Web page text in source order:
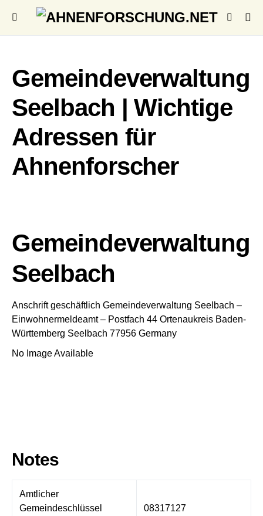
Gemeindeverwaltung
Seelbach | Wichtige
Adressen für
Ahnenforscher
Gemeindeverwaltung
Seelbach
Anschrift geschäftlich Gemeindeverwaltung Seelbach –
Einwohnermeldeamt – Postfach 44 Ortenaukreis Baden-
Württemberg Seelbach 77956 Germany
No Image Available
Notes
Amtlicher
Gemeindeschlüssel
08317127